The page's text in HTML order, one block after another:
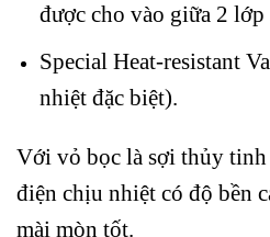
được cho vào giữa 2
Special Heat-resistant
nhiệt đặc biệt).
Với vỏ bọc là sợi thủy
điện chịu nhiệt có độ bền
mài mòn tốt.